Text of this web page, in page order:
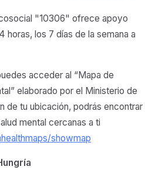
"10306" ofrece apoyo
horas, los 7 días de la semana a
acceder al “Mapa de
elaborado por el Ministerio de
de tu ubicación, podrás encontrar
mental cercanas a ti
showmap